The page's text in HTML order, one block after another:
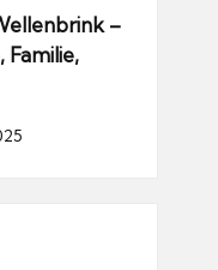
–
Familie,